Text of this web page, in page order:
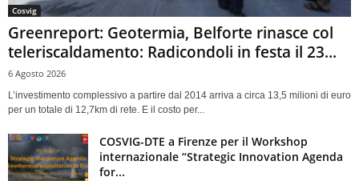
Cosvig
Greenreport: Geotermia, Belforte rinasce col
teleriscaldamento: Radicondoli in festa il 23...
6 Agosto 2026
L’investimento complessivo a partire dal 2014 arriva a circa 13,5 milioni di euro
per un totale di 12,7km di rete. E il costo per...
COSVIG-DTE a Firenze per il Workshop
internazionale “Strategic Innovation Agenda
for...